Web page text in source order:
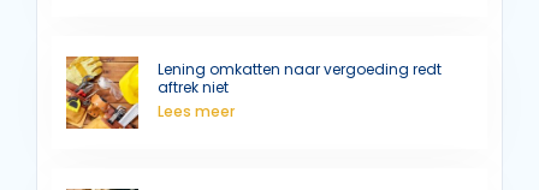
Lening omkatten naar vergoeding redt
aftrek niet
Lees meer